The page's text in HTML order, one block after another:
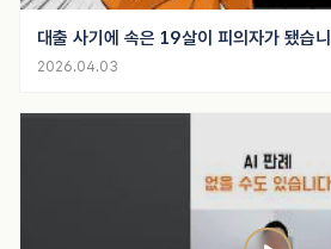
대출 사기에 속은 19살이 피의자가 됐습
2026.04.03